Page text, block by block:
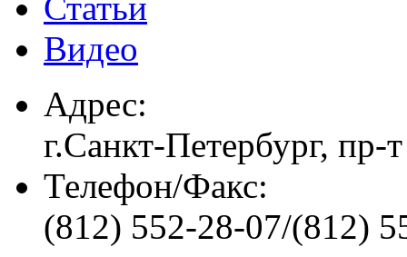
Видео
Адрес:
г.Санкт-Петербург, пр-
Телефон/Факс:
(812) 552-28-07/(812)